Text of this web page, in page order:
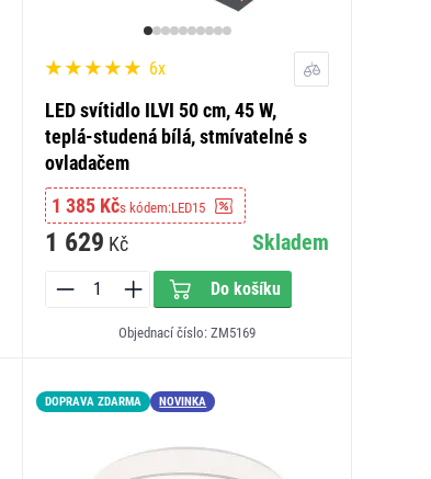
6x
LED svítidlo ILVI 50 cm, 45 W,
teplá-studená bílá, stmívatelné s
ovladačem
1 385 Kčs kódem:LED15
1 629 Kč Skladem
Do košíku
Objednací číslo: ZM5169
DOPRAVA ZDARMA NOVINKA